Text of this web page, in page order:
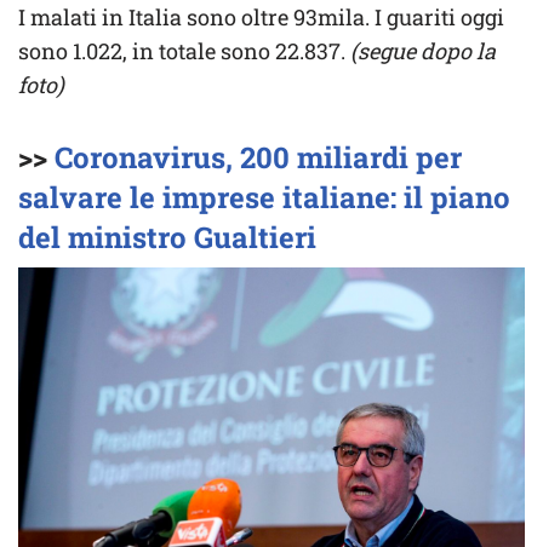
I malati in Italia sono oltre 93mila. I guariti oggi
sono 1.022, in totale sono 22.837. (segue dopo la
foto)
>>Coronavirus, 200 miliardi per
salvare le imprese italiane: il piano
del ministro Gualtieri